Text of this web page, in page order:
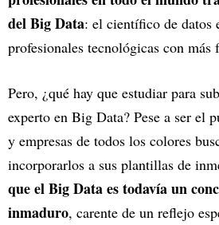
del Big Data: el científico de datos
profesionales tecnológicas con más
Pero, ¿qué hay que estudiar para
experto en Big Data? Pese a ser el
y empresas de todos los colores
incorporarlos a sus plantillas de
que el Big Data es todavía un
inmaduro, carente de un reflejo